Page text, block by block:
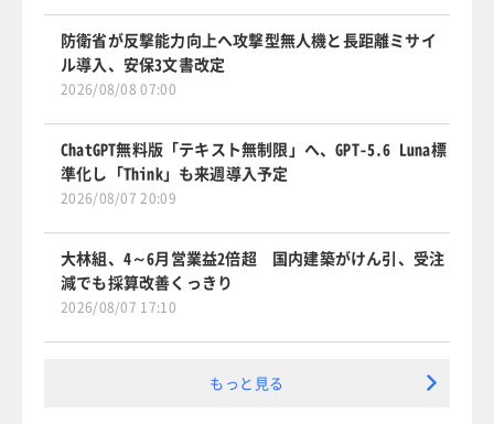
防衛省が反撃能力向上へ攻撃型無人機と長距離ミサイ
ル導入、安保3文書改定
2026/08/08 07:00
ChatGPT無料版「テキスト無制限」へ、GPT-5.6 Luna標
準化し「Think」も来週導入予定
2026/08/07 20:09
大林組、4～6月営業益2倍超 国内建築がけん引、受注
減でも採算改善くっきり
2026/08/07 17:10
もっと見る